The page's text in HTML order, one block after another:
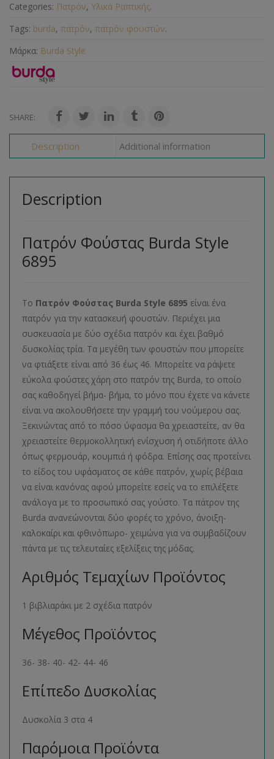
Categories: Πατρόν, Υλικά Ραπτικής.
Tags: burda, πατρόν, πατρόν φουστών.
Μάρκα: Burda Style
SHARE:
Description Additional information
Description
Πατρόν Φούστας Burda Style
6895
Το Πατρόν Φούστας Burda Style 6895 είναι ένα
πατρόν για την κατασκευή φουστών. Περιέχει μια
συσκευασία με δύο σχέδια πατρόν και έχει βαθμό
δυσκολίας τρία. Τα μεγέθη των φουστών που μπορείτε
να φτιάξετε είναι από 36 έως 46. Μπορείτε να ράψετε
εύκολα φούστες χάρη στο πατρόν της Burda, το οποίο
σας καθοδηγεί βήμα- βήμα, το μόνο που έχετε να κάνετε
είναι να ακολουθήσετε την γραμμή του νούμερου σας.
Ξεκινώντας από το πόσο ύφασμα θα χρειαστείτε, αν θα
χρειαστείτε θερμοκολλητική ενίσχυση ή οτιδήποτε άλλο
όπως φερμουάρ, κουμπιά ή φόδρα. Επίσης σας προτείνει
το είδος του υφάσματος σε κάθε πατρόν, χωρίς βέβαια
να είναι κανόνας αφού μπορείτε εσείς να το επιλέξετε
ανάλογα με το προσωπικό σας γούστο. Τα πάτρον της
Burda ανανεώνονται δύο φορές το χρόνο, άνοιξη-
καλοκαίρι και φθινόπωρο- χειμώνα για να συμβαδίζουν
πάντα με τις τελευταίες εξελίξεις της μόδας.
Αριθμός Τεμαχίων Προϊόντος
1 βιβλιαράκι με 2 σχέδια πατρόν
Μέγεθος Προϊόντος
36- 38- 40- 42- 44- 46
Επίπεδο Δυσκολίας
Δυσκολία 3 στα 4
Παρόμοια Προϊόντα